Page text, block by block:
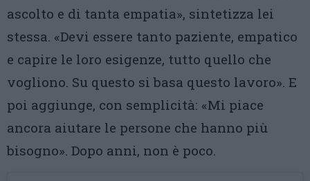
ascolto e di tanta empatia», sintetizza lei
stessa. «Devi essere tanto paziente, empatico
e capire le loro esigenze, tutto quello che
vogliono. Su questo si basa questo lavoro». E
poi aggiunge, con semplicità: «Mi piace
ancora aiutare le persone che hanno più
bisogno». Dopo anni, non è poco.